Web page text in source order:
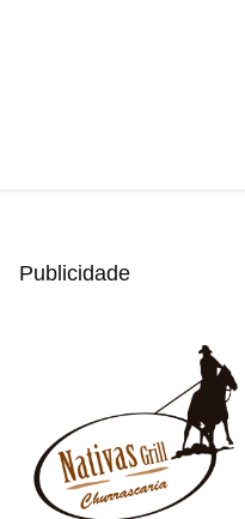
Publicidade